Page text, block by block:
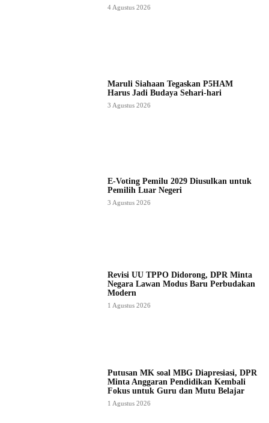
4 Agustus 2026
Maruli Siahaan Tegaskan P5HAM
Harus Jadi Budaya Sehari-hari
3 Agustus 2026
E-Voting Pemilu 2029 Diusulkan untuk
Pemilih Luar Negeri
3 Agustus 2026
Revisi UU TPPO Didorong, DPR Minta
Negara Lawan Modus Baru Perbudakan
Modern
1 Agustus 2026
Putusan MK soal MBG Diapresiasi, DPR
Minta Anggaran Pendidikan Kembali
Fokus untuk Guru dan Mutu Belajar
1 Agustus 2026